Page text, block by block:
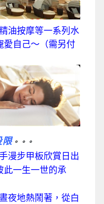
油按摩等一系列水
愛自己～（需另付
限 。。。
漫步甲板欣賞日出
此一生一世的承
夜地熱鬧著，從白